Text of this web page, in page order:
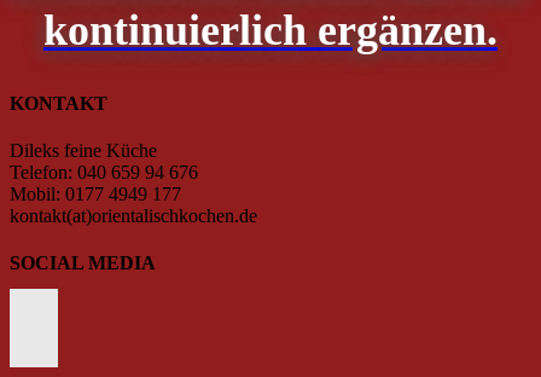
kontinuierlich ergänzen.
KONTAKT
Dileks feine Küche
Telefon: 040 659 94 676
Mobil: 0177 4949 177
kontakt(at)orientalischkochen.de
SOCIAL MEDIA